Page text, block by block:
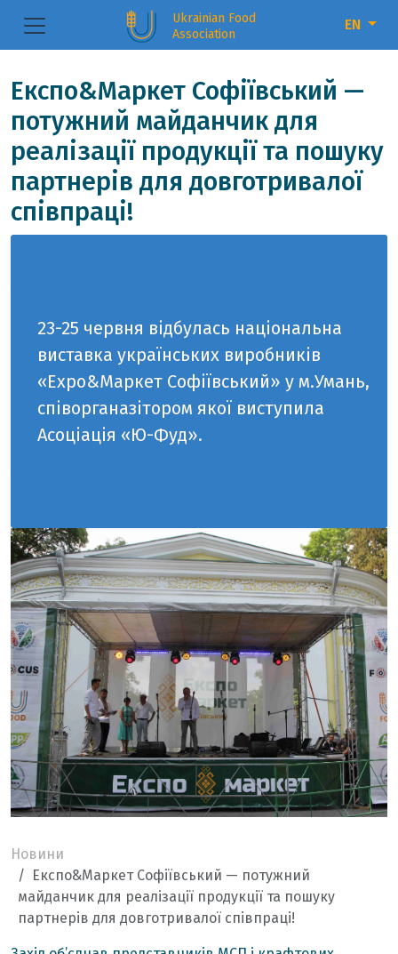
Ukrainian Food
Association
EN
Експо&Маркет Софіївський —
потужний майданчик для
реалізації продукції та пошуку
партнерів для довготривалої
співпраці!
23-25 червня відбулась національна
виставка українських виробників
«Expo&Маркет Софіївський» у м.Умань,
співорганазітором якої виступила
Асоціація «Ю-Фуд».
Новини
Експо&Маркет Софіївський — потужний
майданчик для реалізації продукції та пошуку
партнерів для довготривалої співпраці!